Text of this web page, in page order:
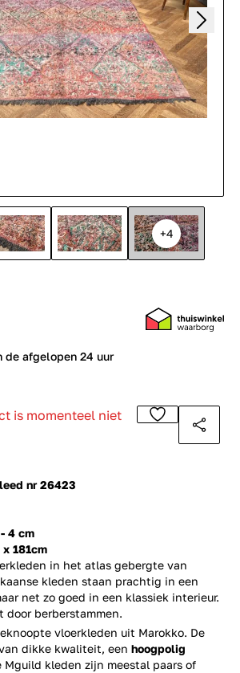
+4
nr 26423
4 cm
181cm
in het atlas gebergte van
kleden staan prachtig in een
net zo goed in een klassiek interieur.
door berberstammen.
de afgelopen 24 uur
is momenteel niet
vloerkleden uit Marokko. De
dikke kwaliteit, een hoogpolig
Mguild kleden zijn meestal paars of